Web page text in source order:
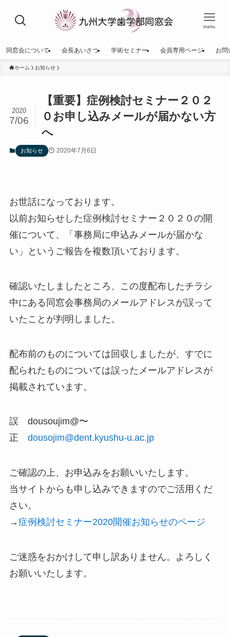
menu
同窓会について 会長あいさつ 学術セミナー 会員専用ページ お問
ホーム お知らせ
【重要】症例検討セミナー２０２
０お申し込みメールが届かない方
へ
2020
7/06
お知らせ 2020年7月6日
お世話になっております。
以前お知らせした症例検討セミナー２０２０の開
催について、「事務局に申込みメールが届かな
い」というご報告を複数頂いております。
確認いたしましたところ、この度配布したチラシ
中にある同窓会事務局のメールアドレスが誤って
いたことが判明しました。
配布前のものについては回収しましたが、すでに
配られたものについては誤ったメールアドレスが
掲載されています。
誤 dousoujim@〜
正 dousojim@dent.kyushu-u.ac.jp
ご確認の上、お申込みをお願いいたします。
当サイトからも申し込みできますのでご活用くだ
さい。
→症例検討セミナー2020開催お知らせのページ
ご迷惑をおかけして申し訳ありません。よろしく
お願いいたします。